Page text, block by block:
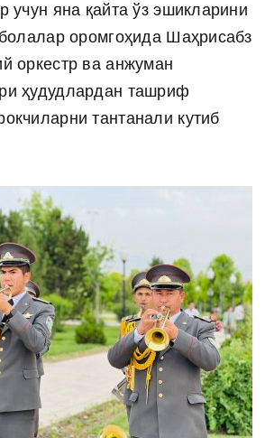
учун яна қайта ўз эшикларини
оромгоҳида Шаҳрисабз
оркестр ва анжуман
ҳудудлардан ташриф
тантанали кутиб